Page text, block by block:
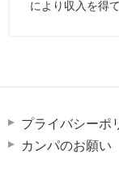
により収入を得
プライバシーポ
カンパのお願い